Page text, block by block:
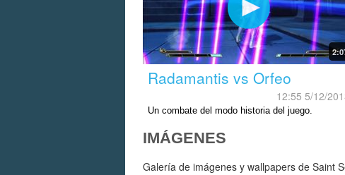
Radamantis vs Orfeo
12:55 5/12/
Un combate del modo historia del juego.
IMÁGENES
Galería de imágenes y wallpapers de Saint